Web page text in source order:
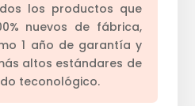
los productos que
nuevos de fábrica,
1 año de garantía y
altos estándares de
teconológico.